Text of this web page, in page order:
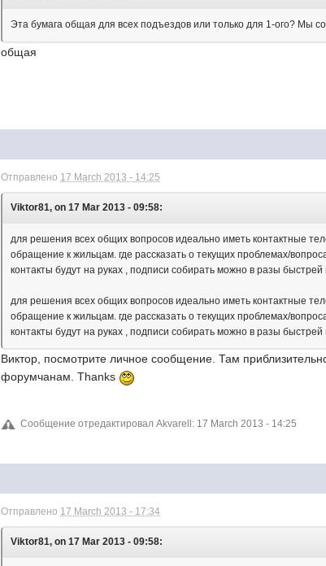
Эта бумага общая для всех подъездов или только для 1-ого? Мы
общая
Отправлено 17 March 2013 - 14:25
Viktor81, on 17 Mar 2013 - 09:58:
для решения всех общих вопросов идеально иметь контактные
обращение к жильцам. где рассказать о текущих проблемах/
контакты будут на руках , подписи собирать можно в разы быстрей
для решения всех общих вопросов идеально иметь контактные
обращение к жильцам. где рассказать о текущих проблемах/
контакты будут на руках , подписи собирать можно в разы быстрей
Виктор, посмотрите личное сообщение. Там
форумчанам. Thanks
Сообщение отредактировал Akvarell: 17 March 2013 - 14:25
Отправлено 17 March 2013 - 17:34
Viktor81, on 17 Mar 2013 - 09:58: